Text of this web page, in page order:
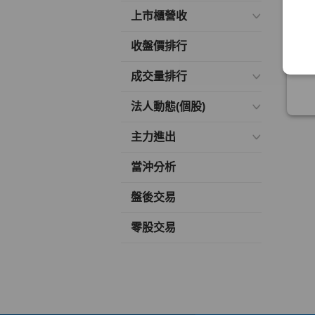
上市櫃營收
收盤價排行
成交量排行
法人動態(個股)
主力進出
當沖分析
盤後交易
零股交易